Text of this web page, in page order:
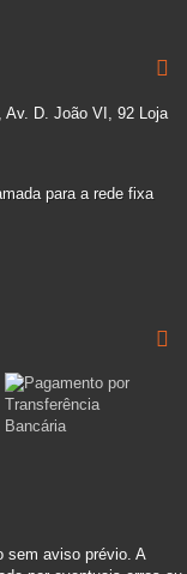
Av. D. João VI, 92 Loja
para a rede fixa
sem aviso prévio. A